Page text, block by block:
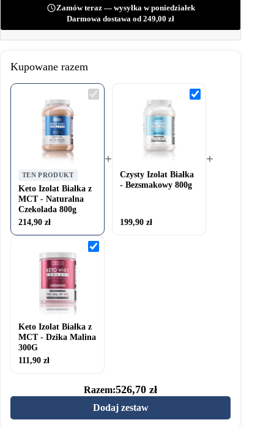
Zamów teraz — wysyłka w poniedziałek
Darmowa dostawa od249,00zł
Kupowane razem
Keto
Izolat
Czekolada
TEN PRODUKT
Keto Izolat Białka z
MCT - Naturalna
Czekolada 800g
214,90 zł
+
Czysty
Izolat
Czysty Izolat Białka
- Bezsmakowy 800g
199,90zł
+
Keto
Izolat
Keto Izolat Białka z
MCT - Dzika Malina
300G
111,90 zł
Razem:526,70zł
Dodaj zestaw